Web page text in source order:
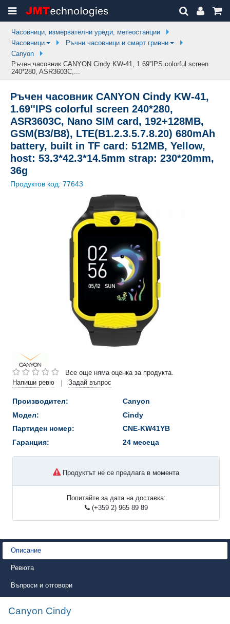
Часовници, измервателни уреди, метеостанции
Часовници
Ръчни часовници и смарт гривни
Canyon
Ръчен часовник CANYON Cindy KW-41, 1.69''IPS colorful screen
240*280, ASR3603C,...
Ръчен часовник CANYON Cindy KW-41,
1.69''IPS colorful screen 240*280,
ASR3603C, Nano SIM card, 192+128MB,
GSM(B3/B8), LTE(B1.2.3.5.7.8.20) 680mAh
battery, built in TF card: 512MB, Yellow,
host: 53.3*42.3*14.5mm strap: 230*20mm,
36g
Продуктов код: 77643
Все още няма оценка за продукта.
Напиши ревю
| Задай въпрос
Производител:
Canyon
Модел:
Cindy
Партиден номер:
CNE-KW41YB
Гаранция:
24 месеца
Продуктът не се предлага в момента
Попитайте за дата на доставка:
(+359 2) 965 89 89
Описание
Ревюта
Въпроси и отговори
Canyon Cindy